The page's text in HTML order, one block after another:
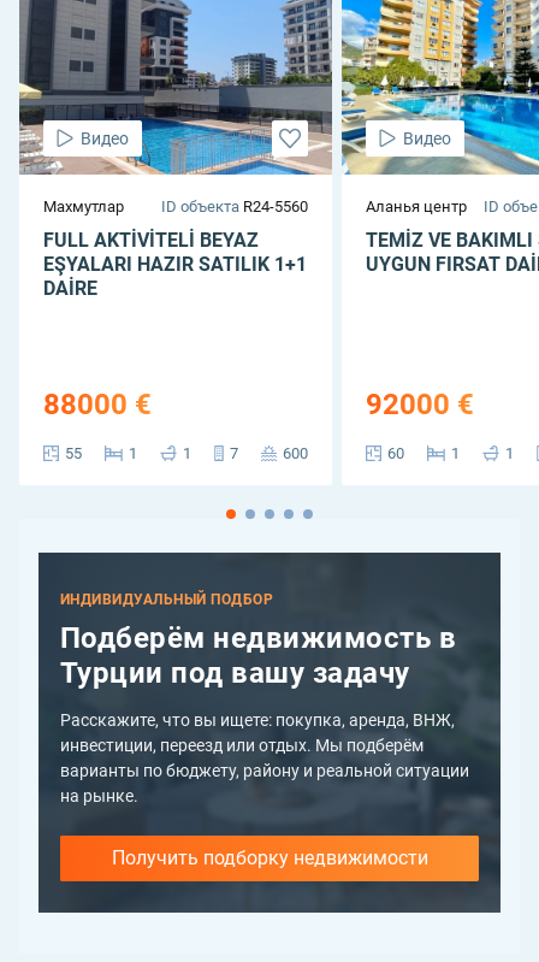
Видео
Махмутлар ID объекта R24-5560
FULL AKTİVİTELİ BEYAZ
EŞYALARI HAZIR SATILIK 1+1
DAİRE
88000 €
55 1 1 7 600
Видео
Аланья центр ID
TEMİZ VE BAKIMLI
UYGUN FIRSAT
92000 €
60 1 1
ИНДИВИДУАЛЬНЫЙ ПОДБОР
Подберём недвижимость в
Турции под вашу задачу
Расскажите, что вы ищете: покупка, аренда, ВНЖ,
инвестиции, переезд или отдых. Мы подберём
варианты по бюджету, району и реальной ситуации
на рынке.
Получить подборку недвижимости